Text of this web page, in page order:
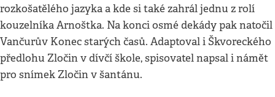
rozkošatělého jazyka a kde si také zahrál jednu z rolí
kouzelníka Arnoštka. Na konci osmé dekády pak natočil
Vančurův Konec starých časů. Adaptoval i Škvoreckého
předlohu Zločin v dívčí škole, spisovatel napsal i námět
pro snímek Zločin v šantánu.